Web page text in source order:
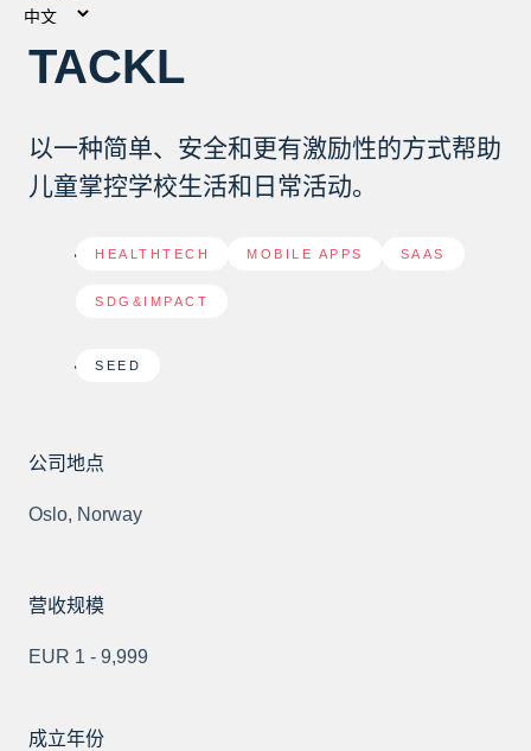
TACKL
以一种简单、安全和更有激励性的方式帮助
儿童掌控学校生活和日常活动。
HEALTHTECH MOBILE APPS SAAS
SDG&IMPACT
SEED
公司地点
Oslo, Norway
营收规模
EUR 1 - 9,999
成立年份